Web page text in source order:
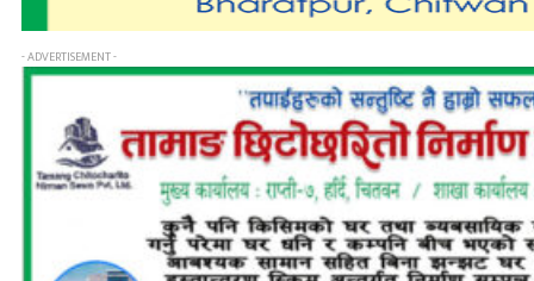
- ADVERTISEMENT -